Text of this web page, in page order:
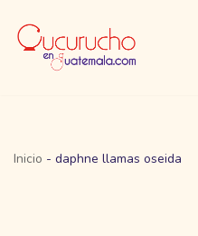
Saltar
Inicio - daphne llamas oseida